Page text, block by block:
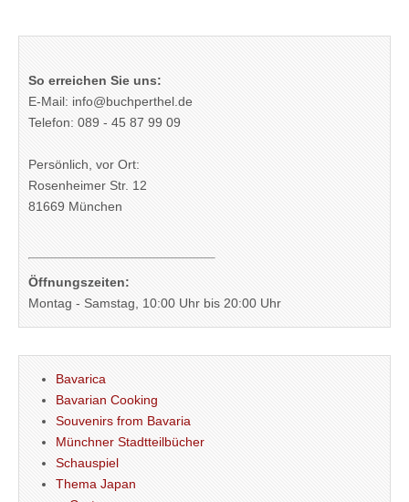
So erreichen Sie uns:
E-Mail: info@buchperthel.de
Telefon: 089 - 45 87 99 09
Persönlich, vor Ort:
Rosenheimer Str. 12
81669 München
Öffnungszeiten:
Montag - Samstag, 10:00 Uhr bis 20:00 Uhr
Bavarica
Bavarian Cooking
Souvenirs from Bavaria
Münchner Stadtteilbücher
Schauspiel
Thema Japan